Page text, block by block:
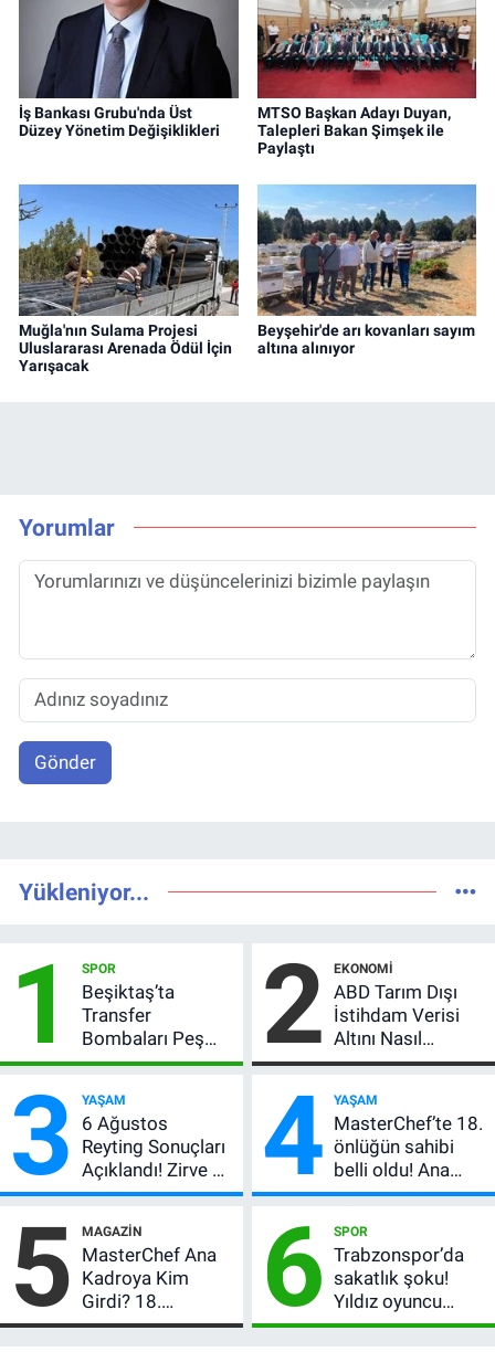
İş Bankası Grubu'nda Üst
Düzey Yönetim Değişiklikleri
MTSO Başkan Adayı Duyan,
Talepleri Bakan Şimşek ile
Paylaştı
Muğla'nın Sulama Projesi
Uluslararası Arenada Ödül İçin
Yarışacak
Beyşehir'de arı kovanları sayım
altına alınıyor
Yorumlar
Gönder
Yükleniyor...
1 SPOR
Beşiktaş’ta
Transfer
Bombaları Peş
Peşe! Adalı
Açıkladı, 5 Yıldız
Daha Listede
2 EKONOMI
ABD Tarım Dışı
İstihdam Verisi
Altını Nasıl
Etkiler? Çok Basit
3 YAŞAM
6 Ağustos
Reyting Sonuçları
Açıklandı! Zirve El
Değiştirdi:
MasterChef'i
Geride Bıraktı
4 YAŞAM
MasterChef’te 18.
önlüğün sahibi
belli oldu! Ana
kadroya giren
oldu?
5 MAGAZIN
MasterChef Ana
Kadroya Kim
Girdi? 18.
Önlüğün Sahibi
6 SPOR
Trabzonspor’da
sakatlık şoku!
Yıldız oyuncu
ameliyat oldu,